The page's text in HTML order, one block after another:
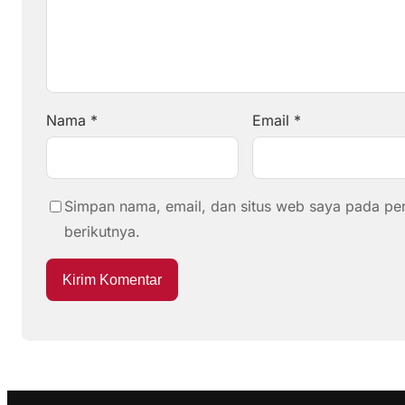
Nama * Email *
Simpan nama, email, dan situs web saya pada
berikutnya.